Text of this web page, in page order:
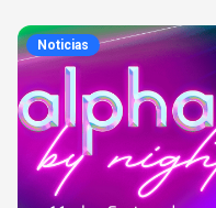
Noticias